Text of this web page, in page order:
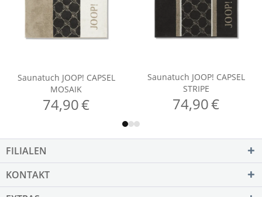
FILIALEN
KONTAKT